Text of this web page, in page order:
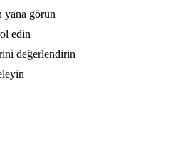
yana görün
edin
değerlendirin